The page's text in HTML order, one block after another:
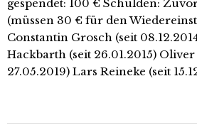
gespendet: 100 € Schulden:
(müssen 30 € für den
Constantin Grosch (seit
Hackbarth (seit 26.01.2015)
27.05.2019) Lars Reineke (seit